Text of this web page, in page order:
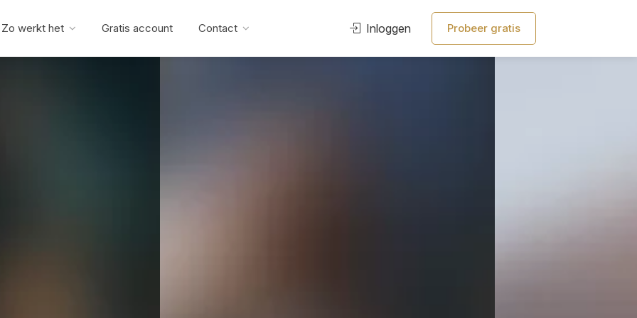
Zo werkt het Gratis account Contact Inloggen Probeer gratis